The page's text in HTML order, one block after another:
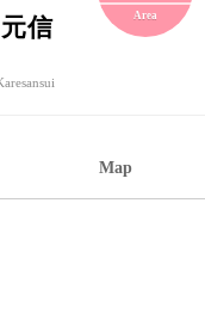
信 Area
Map